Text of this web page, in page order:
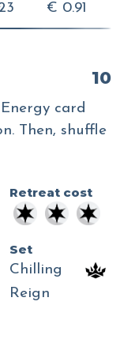
€ 0.91
10
card
Then, shuffle
Retreat cost
Set
Chilling
Reign